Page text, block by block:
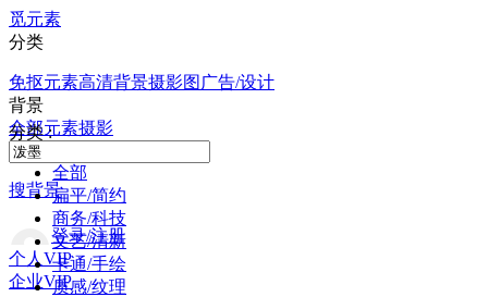
觅元素
分类
免抠元素高清背景摄影图 广告/设计
背景
全部元素摄影
搜背景
登录/注册
个人VIP
企业VIP
分类 :
全部
扁平/简约
商务/科技
文艺/清新
卡通/手绘
质感/纹理